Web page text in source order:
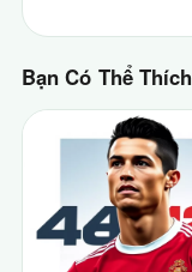
Bạn Có Thể Thích